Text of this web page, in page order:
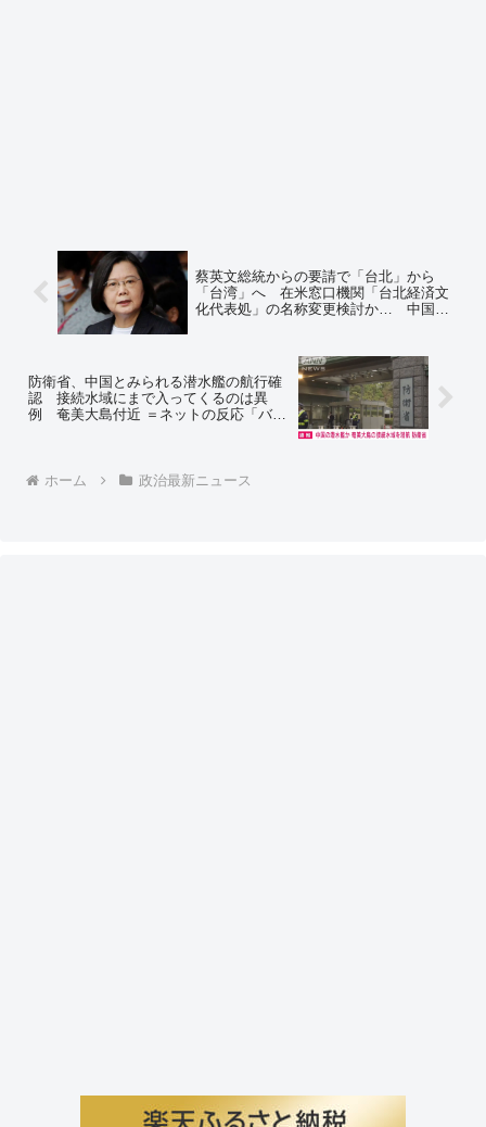
蔡英文総統からの要請で「台北」から
「台湾」へ 在米窓口機関「台北経済文
化代表処」の名称変更検討か… 中国の
る？これはリトマス試験紙だぞ？」「米
国よりも日本が先にやるべき事案」
防衛省、中国とみられる潜水艦の航行確
認 接続水域にまで入ってくるのは異
例 奄美大島付近 ＝ネットの反応「バレ
ホーム 政治最新ニュース